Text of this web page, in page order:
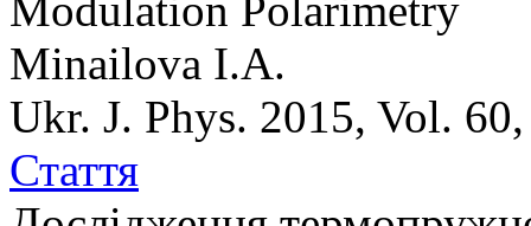
Modulation Polarimetry
Minailova I.A.
Ukr. J. Phys. 2015, Vol.
Стаття